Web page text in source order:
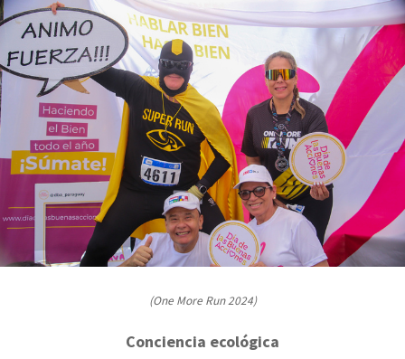
(One More Run 2024)
Conciencia ecológica